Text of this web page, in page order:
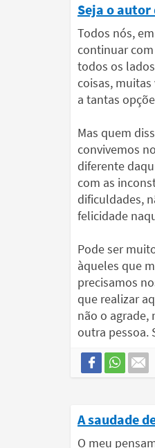
Seja o
Todos nós,
continuar
todos os
coisas,
a tantas
Mas quem
convivemos
diferente
com as
dificuldades,
felicidade
Pode ser
àqueles que
precisamos
que realizar
não o agrade,
outra pessoa.
A saudade
O meu